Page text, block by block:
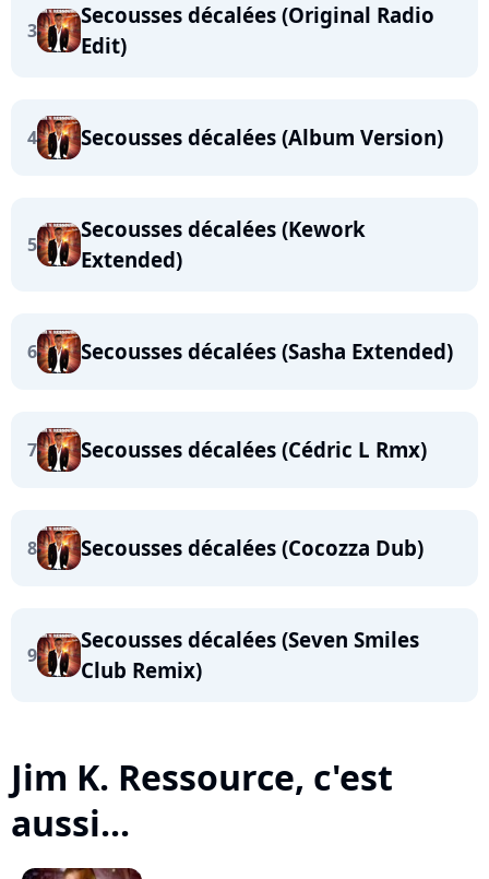
3
Secousses décalées (Original Radio
Edit)
4 Secousses décalées (Album Version)
5
Secousses décalées (Kework
Extended)
6 Secousses décalées (Sasha Extended)
7 Secousses décalées (Cédric L Rmx)
8 Secousses décalées (Cocozza Dub)
9
Secousses décalées (Seven Smiles
Club Remix)
Jim K. Ressource, c'est
aussi...